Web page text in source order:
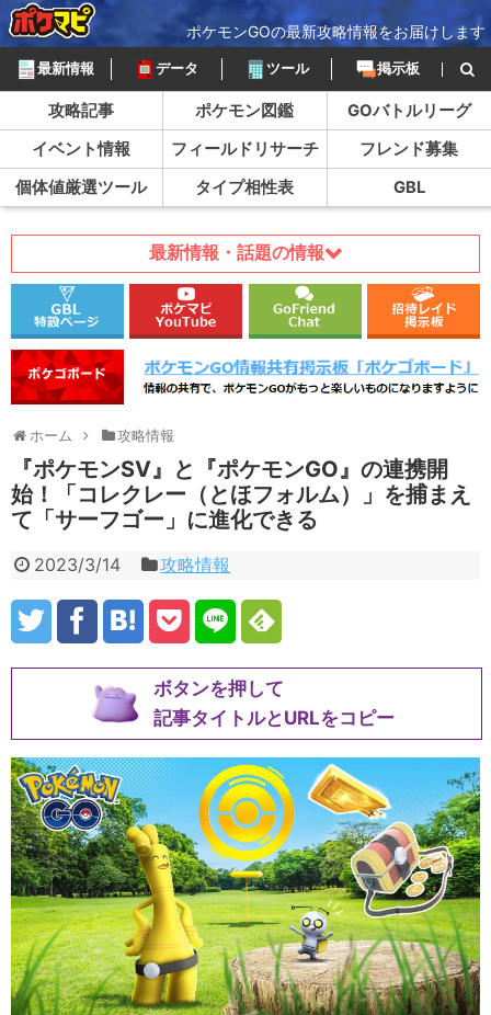
ポケモンGOの最新攻略情報をお届けします
最新情報 データ ツール 掲示板
攻略記事 ポケモン図鑑
GOバトルリーグ
イベント情報
フィールドリサーチ
フレンド募集
個体値厳選ツール
タイプ相性表 GBL
最新情報・話題の情報
ホーム 攻略情報
『ポケモンSV』と『ポケモンGO』の連携開
始！「コレクレー（とほフォルム）」を捕まえ
て「サーフゴー」に進化できる
2023/3/14 攻略情報
ボタンを押して
記事タイトルとURLをコピー